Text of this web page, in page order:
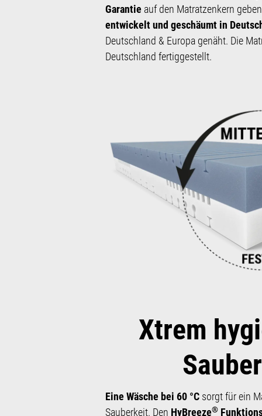
Garantie auf den Matratzen­kern
entwickelt und geschäumt in
Deutschland & Europa genäht. Die
Deutschland fertiggestellt.
Xtrem
Eine Wäsche bei 60 °C sorgt für ein
Sauber­keit. Den HyBreeze®